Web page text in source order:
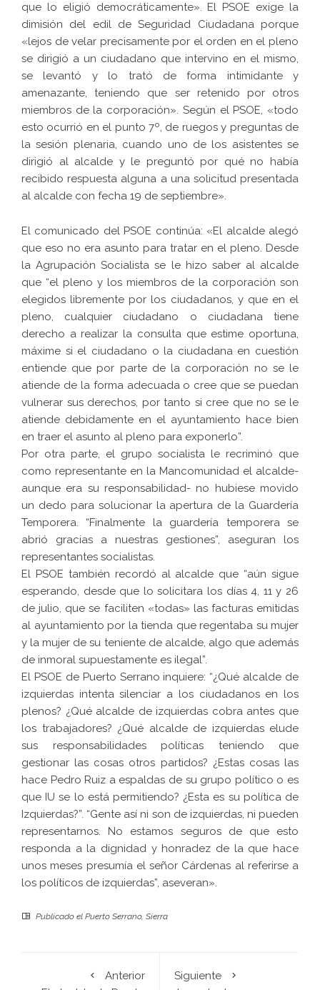
que lo eligió democráticamente». El PSOE exige la
dimisión del edil de Seguridad Ciudadana porque
«lejos de velar precisamente por el orden en el pleno
se dirigió a un ciudadano que intervino en el mismo,
se levantó y lo trató de forma intimidante y
amenazante, teniendo que ser retenido por otros
miembros de la corporación». Según el PSOE, «todo
esto ocurrió en el punto 7º, de ruegos y preguntas de
la sesión plenaria, cuando uno de los asistentes se
dirigió al alcalde y le preguntó por qué no había
recibido respuesta alguna a una solicitud presentada
al alcalde con fecha 19 de septiembre».
El comunicado del PSOE continúa: «El alcalde alegó
que eso no era asunto para tratar en el pleno. Desde
la Agrupación Socialista se le hizo saber al alcalde
que “el pleno y los miembros de la corporación son
elegidos libremente por los ciudadanos, y que en el
pleno, cualquier ciudadano o ciudadana tiene
derecho a realizar la consulta que estime oportuna,
máxime si el ciudadano o la ciudadana en cuestión
entiende que por parte de la corporación no se le
atiende de la forma adecuada o cree que se puedan
vulnerar sus derechos, por tanto si cree que no se le
atiende debidamente en el ayuntamiento hace bien
en traer el asunto al pleno para exponerlo”.
Por otra parte, el grupo socialista le recriminó que
como representante en la Mancomunidad el alcalde-
aunque era su responsabilidad- no hubiese movido
un dedo para solucionar la apertura de la Guardería
Temporera. “Finalmente la guardería temporera se
abrió gracias a nuestras gestiones”, aseguran los
representantes socialistas.
El PSOE también recordó al alcalde que “aún sigue
esperando, desde que lo solicitara los días 4, 11 y 26
de julio, que se faciliten «todas» las facturas emitidas
al ayuntamiento por la tienda que regentaba su mujer
y la mujer de su teniente de alcalde, algo que además
de inmoral supuestamente es ilegal”.
El PSOE de Puerto Serrano inquiere: “¿Qué alcalde de
izquierdas intenta silenciar a los ciudadanos en los
plenos? ¿Qué alcalde de izquierdas cobra antes que
los trabajadores? ¿Qué alcalde de izquierdas elude
sus responsabilidades políticas teniendo que
gestionar las cosas otros partidos? ¿Estas cosas las
hace Pedro Ruiz a espaldas de su grupo político o es
que IU se lo está permitiendo? ¿Esta es su política de
Izquierdas?”. “Gente así ni son de izquierdas, ni pueden
representarnos. No estamos seguros de que esto
responda a la dignidad y honradez de la que hace
unos meses presumía el señor Cárdenas al referirse a
los políticos de izquierdas”, aseveran».
Publicado el Puerto Serrano, Sierra
Anterior
Siguiente